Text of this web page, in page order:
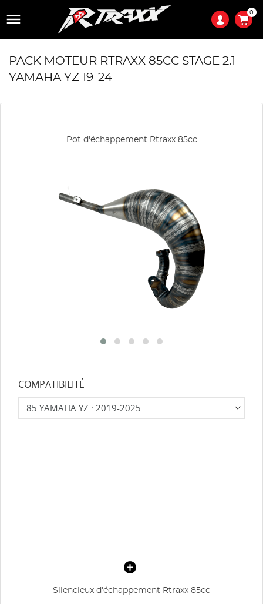
 0
PACK MOTEUR RTRAXX 85CC STAGE 2.1
YAMAHA YZ 19-24
Pot d'échappement Rtraxx 85cc
COMPATIBILITÉ
Silencieux d'échappement Rtraxx 85cc